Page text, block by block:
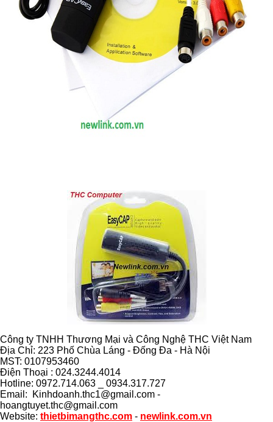
Công ty TNHH Thương Mại và Công Nghệ THC Việt Nam
Địa Chỉ: 223 Phố Chùa Láng - Đống Đa - Hà Nội
MST: 0107953460
Điện Thoại : 024.3244.4014
Hotline: 0972.714.063 _ 0934.317.727
Email: Kinhdoanh.thc1@gmail.com -
hoangtuyet.thc@gmail.com
Website: thietbimangthc.com - newlink.com.vn